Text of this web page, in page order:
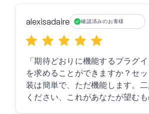
alexisadaire 確認済みのお客様
「期待どおりに機能するプラグ
を求めることができますか？セ
装は簡単で、ただ機能します。
ください、これがあなたが望むも